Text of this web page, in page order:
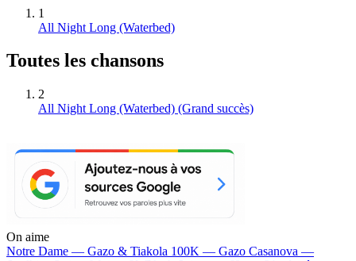
1
All Night Long (Waterbed)
Toutes les chansons
2
All Night Long (Waterbed) (Grand succès)
On aime
Notre Dame — Gazo & Tiakola 100K — Gazo Casanova —